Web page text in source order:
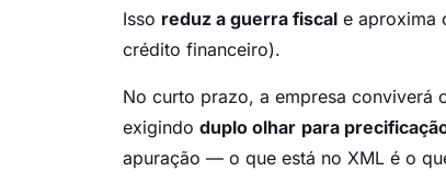
Isso reduz a guerra fiscal e aproxima
crédito financeiro).
No curto prazo, a empresa conviverá
exigindo duplo olhar para
apuração — o que está no XML é o